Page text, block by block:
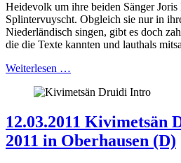
Heidevolk um ihre beiden Sänger
Splintervuyscht. Obgleich sie nur in
Niederländisch singen, gibt es doch
die die Texte kannten und lauthals
Weiterlesen …
12.03.2011 Kivimetsän
2011 in Oberhausen (D)